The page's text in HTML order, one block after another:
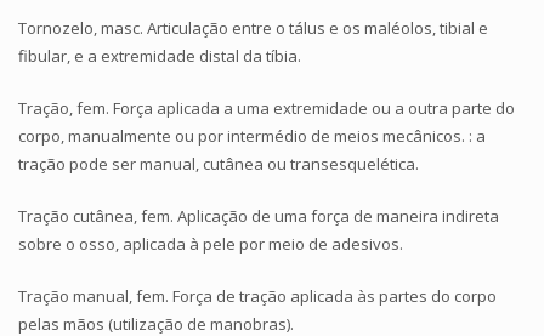
Tornozelo, masc. Articulação entre o tálus e os maléolos, tibial e
fibular, e a extremidade distal da tíbia.
Tração, fem. Força aplicada a uma extremidade ou a outra parte do
corpo, manualmente ou por intermédio de meios mecânicos. : a
tração pode ser manual, cutânea ou transesquelética.
Tração cutânea, fem. Aplicação de uma força de maneira indireta
sobre o osso, aplicada à pele por meio de adesivos.
Tração manual, fem. Força de tração aplicada às partes do corpo
pelas mãos (utilização de manobras).